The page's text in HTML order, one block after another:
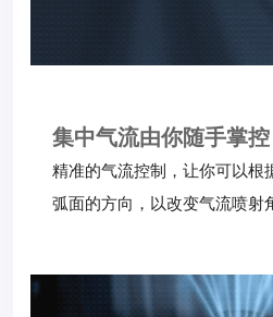
集中气流由你随手掌控
精准的气流控制，让你可以根
弧面的方向，以改变气流喷射